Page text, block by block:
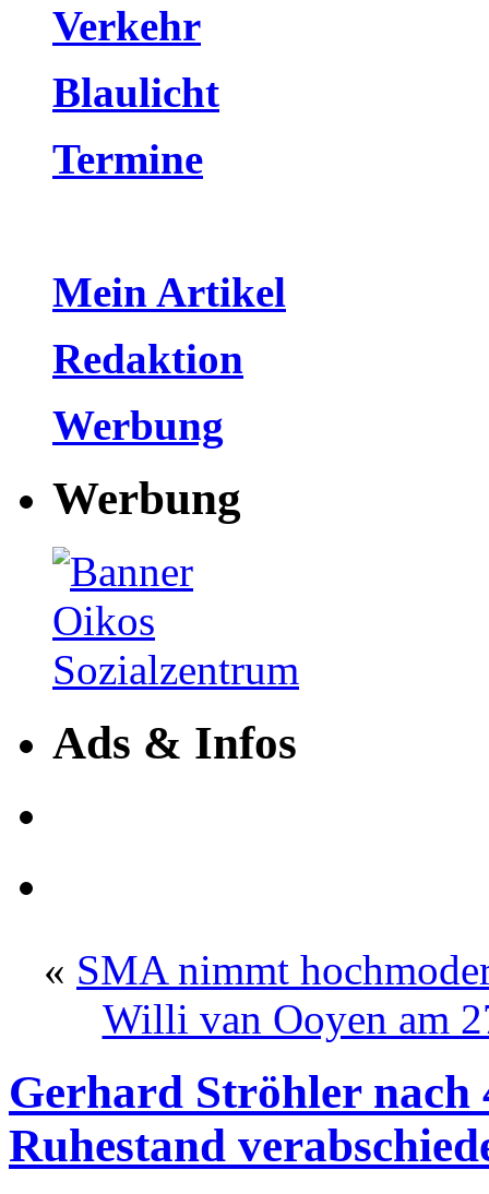
Verkehr
Blaulicht
Termine
Mein Artikel
Redaktion
Werbung
Werbung
Ads & Infos
« SMA nimmt
Willi van Ooyen am
Gerhard Ströhler nach
Ruhestand